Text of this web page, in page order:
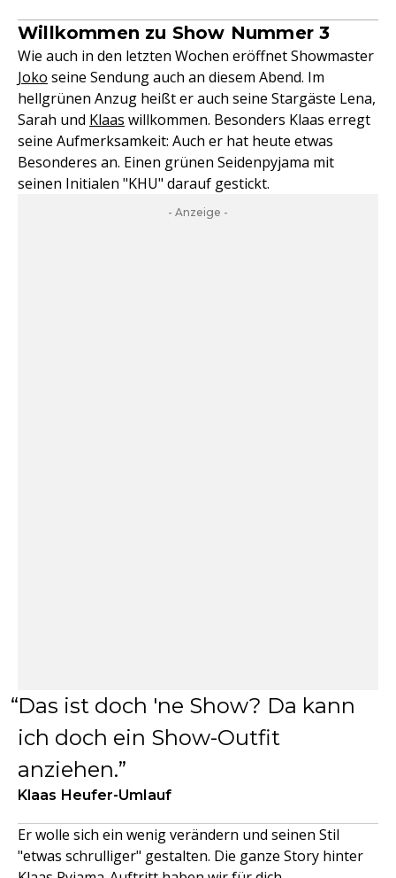
Willkommen zu Show Nummer 3
Wie auch in den letzten Wochen eröffnet Showmaster
Joko seine Sendung auch an diesem Abend. Im
hellgrünen Anzug heißt er auch seine Stargäste Lena,
Sarah und Klaas willkommen. Besonders Klaas erregt
seine Aufmerksamkeit: Auch er hat heute etwas
Besonderes an. Einen grünen Seidenpyjama mit
seinen Initialen "KHU" darauf gestickt.
- Anzeige -
Das ist doch 'ne Show? Da kann
ich doch ein Show-Outfit
anziehen.
Klaas Heufer-Umlauf
Er wolle sich ein wenig verändern und seinen Stil
"etwas schrulliger" gestalten. Die ganze Story hinter